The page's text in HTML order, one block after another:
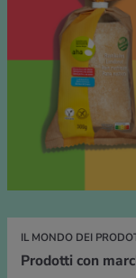
IL MONDO DEI
Prodotti con